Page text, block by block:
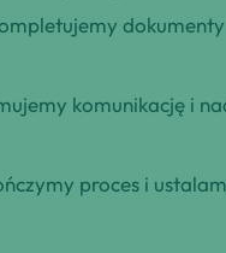
komunikację i
proces i